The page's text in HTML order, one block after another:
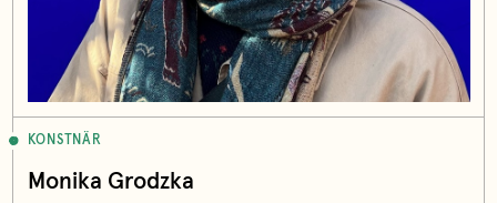
KONSTNÄR
Monika Grodzka